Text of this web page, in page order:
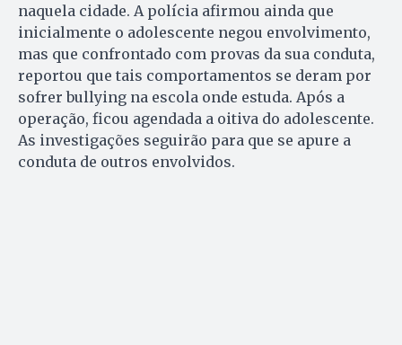
naquela cidade. A polícia afirmou ainda que
inicialmente o adolescente negou envolvimento,
mas que confrontado com provas da sua conduta,
reportou que tais comportamentos se deram por
sofrer bullying na escola onde estuda. Após a
operação, ficou agendada a oitiva do adolescente.
As investigações seguirão para que se apure a
conduta de outros envolvidos.